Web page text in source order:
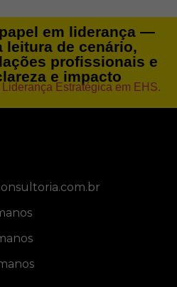
em liderança —
leitura de cenário,
profissionais e
e impacto
Estratégica em EHS.